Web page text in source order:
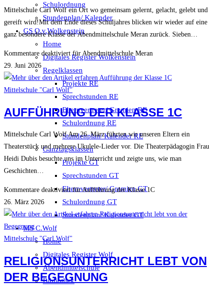
Schulordnung
Stundenplan/ Kalender
GS O.v.Wolkenstein
Home
Digitales Register Wolkenstein
Regelklassen
Projekte RE
Sprechstunden RE
Elternvertreter/ Gremien RE
Schulordnung RE
Stundenplan/ Kalender RE
Ganztagsklassen
Projekte GT
Sprechstunden GT
Elternvertreter/ Gremien GT
Schulordnung GT
Stundenplan/ Kalender GT
MS C.Wolf
Home
Digitales Register Wolf
Abendmittelschule
Bibliothek
Mittelschule Carl Wolf ein Ort wo gemeinsam gelernt, gelacht, gelebt und
gereift wird!Mit dem Ende dieses Schuljahres blicken wir wieder auf eine
ganz besondere Klasse der Abendmittelschule Meran zurück. Sieben…
Kommentare deaktiviertfür Abendmittelschule Meran
29. Juni 2026
Mittelschule "Carl Wolf"
AUFFÜHRUNG DER KLASSE 1C
Mittelschule Carl Wolf Am 26. März führten wir unseren Eltern ein
Theaterstück und mehrere Ukulele-Lieder vor. Die Theaterpädagogin Frau
Heidi Dubis besuchte uns im Unterricht und zeigte uns, wie man
Geschichten…
Kommentare deaktiviertfür Aufführung der Klasse 1C
26. März 2026
Mittelschule "Carl Wolf"
RELIGIONSUNTERRICHT LEBT VON
DER BEGEGNUNG